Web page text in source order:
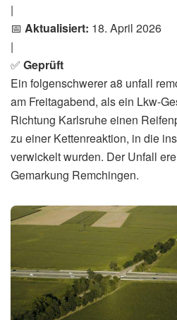
|
📅 Aktualisiert: 18. April 2026
|
✅ Geprüft
Ein folgenschwerer a8 unfall
am Freitagabend, als ein Lkw-
Richtung Karlsruhe einen
zu einer Kettenreaktion, in die
verwickelt wurden. Der Unfall
Gemarkung Remchingen.